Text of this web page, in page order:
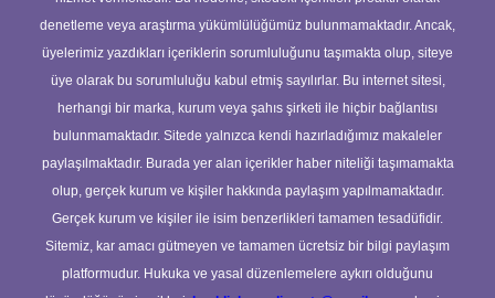
denetleme veya araştırma yükümlülüğümüz bulunmamaktadır. Ancak,
üyelerimiz yazdıkları içeriklerin sorumluluğunu taşımakta olup, siteye
üye olarak bu sorumluluğu kabul etmiş sayılırlar. Bu internet sitesi,
herhangi bir marka, kurum veya şahıs şirketi ile hiçbir bağlantısı
bulunmamaktadır. Sitede yalnızca kendi hazırladığımız makaleler
paylaşılmaktadır. Burada yer alan içerikler haber niteliği taşımamakta
olup, gerçek kurum ve kişiler hakkında paylaşım yapılmamaktadır.
Gerçek kurum ve kişiler ile isim benzerlikleri tamamen tesadüfidir.
Sitemiz, kar amacı gütmeyen ve tamamen ücretsiz bir bilgi paylaşım
platformudur. Hukuka ve yasal düzenlemelere aykırı olduğunu